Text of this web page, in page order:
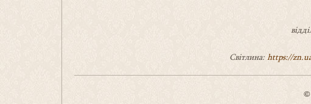
Світлина: https://
©